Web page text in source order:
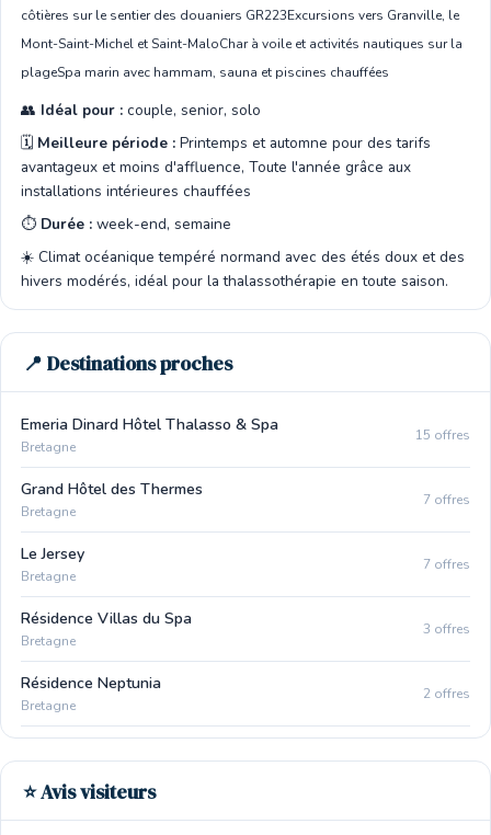
côtières sur le sentier des douaniers GR223Excursions vers Granville, le
Mont-Saint-Michel et Saint-MaloChar à voile et activités nautiques sur la
plageSpa marin avec hammam, sauna et piscines chauffées
👥 Idéal pour : couple, senior, solo
🗓️ Meilleure période : Printemps et automne pour des tarifs
avantageux et moins d'affluence, Toute l'année grâce aux
installations intérieures chauffées
⏱️ Durée : week-end, semaine
☀️ Climat océanique tempéré normand avec des étés doux et des
hivers modérés, idéal pour la thalassothérapie en toute saison.
📍 Destinations proches
Emeria Dinard Hôtel Thalasso & Spa
Bretagne
15 offres
Grand Hôtel des Thermes
Bretagne
7 offres
Le Jersey
Bretagne
7 offres
Résidence Villas du Spa
Bretagne
3 offres
Résidence Neptunia
Bretagne
2 offres
⭐ Avis visiteurs